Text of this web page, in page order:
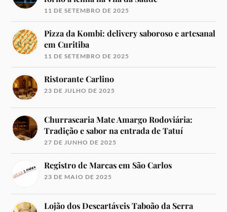
11 DE SETEMBRO DE 2025
Pizza da Kombi: delivery saboroso e artesanal
em Curitiba
11 DE SETEMBRO DE 2025
Ristorante Carlino
23 DE JULHO DE 2025
Churrascaria Mate Amargo Rodoviária:
Tradição e sabor na entrada de Tatuí
27 DE JUNHO DE 2025
Registro de Marcas em São Carlos
23 DE MAIO DE 2025
Lojão dos Descartáveis Taboão da Serra